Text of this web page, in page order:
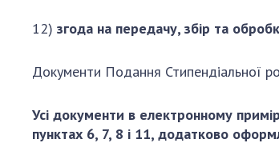
12) згода на передачу, збір та
Документи Подання Стипендіальної
Усі документи в електронному
пунктах 6, 7, 8 і 11, додатково